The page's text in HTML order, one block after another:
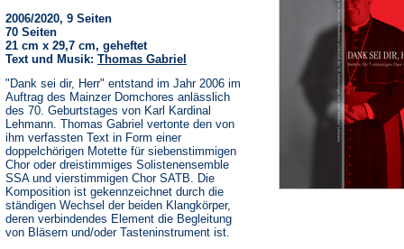
2006/2020, 9 Seiten
70 Seiten
21 cm x 29,7 cm, geheftet
Text und Musik: Thomas Gabriel
"Dank sei dir, Herr" entstand im Jahr 2006 im
Auftrag des Mainzer Domchores anlässlich
des 70. Geburtstages von Karl Kardinal
Lehmann. Thomas Gabriel vertonte den von
ihm verfassten Text in Form einer
doppelchörigen Motette für siebenstimmigen
Chor oder dreistimmiges Solistenensemble
SSA und vierstimmigen Chor SATB. Die
Komposition ist gekennzeichnet durch die
ständigen Wechsel der beiden Klangkörper,
deren verbindendes Element die Begleitung
von Bläsern und/oder Tasteninstrument ist.